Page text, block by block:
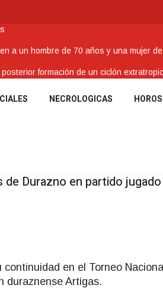
a un hombre de 70 años y una mujer
formación de un ciclón
NECROLOGICAS
Durazno en partido
en el Torneo
duraznense Artigas.